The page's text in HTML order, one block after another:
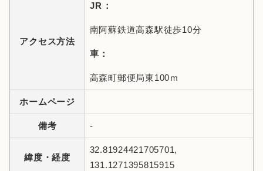
アクセス方法
JR：
南阿蘇鉄道高森駅徒歩10分
車：
高森町郵便局東100ｍ
ホームページ
備考 -
緯度・経度
32.81924421705701,
131.1271395815915